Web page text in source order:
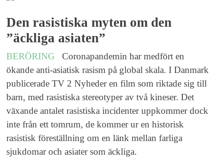
Den rasistiska myten om den
”äckliga asiaten”
BERÖRING
Coronapandemin har medfört en
ökande anti-asiatisk rasism på global skala. I Danmark
publicerade TV 2 Nyheder en film som riktade sig till
barn, med rasistiska stereotyper av två kineser. Det
växande antalet rasistiska incidenter uppkommer dock
inte från ett tomrum, de kommer ur en historisk
rasistisk föreställning om en länk mellan farliga
sjukdomar och asiater som äckliga.